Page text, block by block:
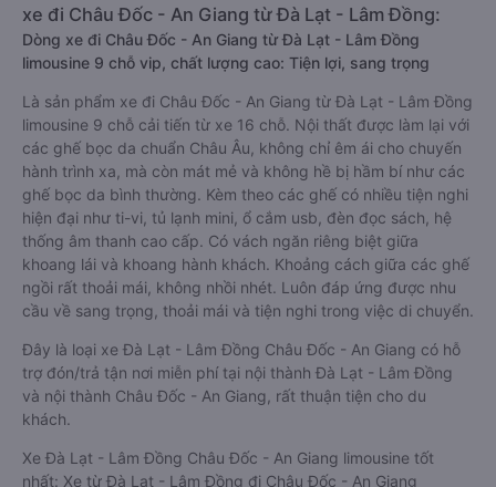
xe đi Châu Đốc - An Giang từ Đà Lạt - Lâm Đồng:
Dòng xe đi Châu Đốc - An Giang từ Đà Lạt - Lâm Đồng
limousine 9 chỗ vip, chất lượng cao: Tiện lợi, sang trọng
Là sản phẩm xe đi Châu Đốc - An Giang từ Đà Lạt - Lâm Đồng
limousine 9 chỗ cải tiến từ xe 16 chỗ. Nội thất được làm lại với
các ghế bọc da chuẩn Châu Âu, không chỉ êm ái cho chuyến
hành trình xa, mà còn mát mẻ và không hề bị hầm bí như các
ghế bọc da bình thường. Kèm theo các ghế có nhiều tiện nghi
hiện đại như ti-vi, tủ lạnh mini, ổ cắm usb, đèn đọc sách, hệ
thống âm thanh cao cấp. Có vách ngăn riêng biệt giữa
khoang lái và khoang hành khách. Khoảng cách giữa các ghế
ngồi rất thoải mái, không nhồi nhét. Luôn đáp ứng được nhu
cầu về sang trọng, thoải mái và tiện nghi trong việc di chuyển.
Đây là loại xe Đà Lạt - Lâm Đồng Châu Đốc - An Giang có hỗ
trợ đón/trả tận nơi miễn phí tại nội thành Đà Lạt - Lâm Đồng
và nội thành Châu Đốc - An Giang, rất thuận tiện cho du
khách.
Xe Đà Lạt - Lâm Đồng Châu Đốc - An Giang limousine tốt
nhất: Xe từ Đà Lạt - Lâm Đồng đi Châu Đốc - An Giang